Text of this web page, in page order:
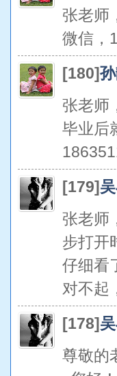
张老师
微信，
[180]
张老师
毕业后
[179]
张老师
步打开
仔细看
对不起
[178]
尊敬的